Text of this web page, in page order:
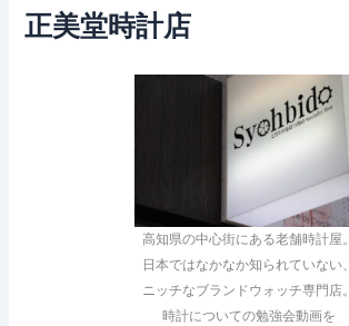
正美堂時計店
高知県の中心街にある老舗時計屋。
日本ではなかなか知られていない、
ニッチなブランドウォッチ専門店。
時計についての勉強会動画を